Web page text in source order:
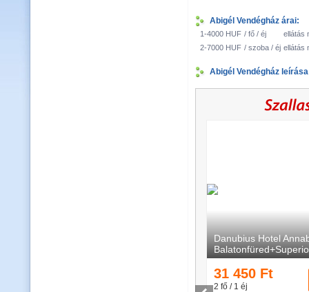
Abigél Vendégház árai:
1-4000 HUF / fő / éj
ellátás
2-7000 HUF / szoba / éj ellátás
Abigél Vendégház